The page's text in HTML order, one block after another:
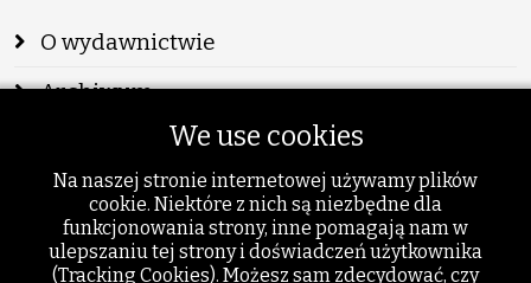
O wydawnictwie
Archiwum
Publikacje
Szukaj
We use cookies
Na naszej stronie internetowej używamy plików
cookie. Niektóre z nich są niezbędne dla
funkcjonowania strony, inne pomagają nam w
ulepszaniu tej strony i doświadczeń użytkownika
(Tracking Cookies). Możesz sam zdecydować, czy